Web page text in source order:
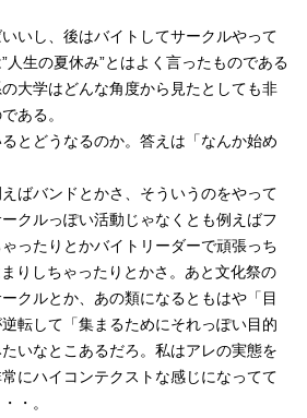
いいし、後はバイトしてサークルやって
人生の夏休み”とはよく言ったものである
大学はどんな角度から見たとしても非
ある。
とどうなるのか。答えは「なんか始め
ばバンドとかさ、そういうのをやって
クルっぽい活動じゃなくとも例えばフ
ったりとかバイトリーダーで頑張っち
りしちゃったりとかさ。あと文化祭の
クルとか、あの類になるともはや「目
転して「集まるためにそれっぽい目的
いなとこあるだろ。私はアレの実態を
にハイコンテクストな感じになってて
・。